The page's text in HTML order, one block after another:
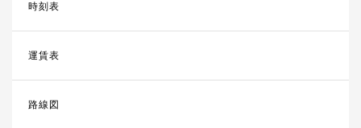
時刻表
運賃表
路線図